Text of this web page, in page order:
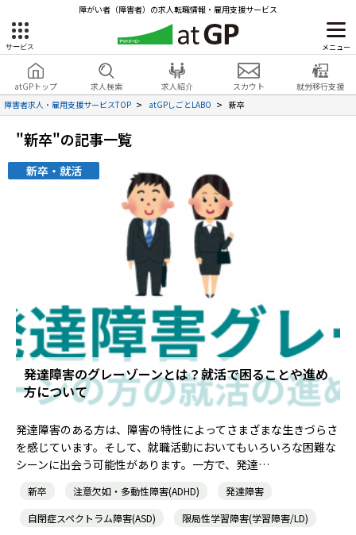
障がい者（障害者）の求人転職情報・雇用支援サービス
サービス メニュー
atGPトップ 求人検索 求人紹介 スカウト
就労移行支援
障害者求人・雇用支援サービスTOP
atGPしごとLABO 新卒
"新卒"の記事一覧
新卒・就活
発達障害のグレーゾーンとは？就活で困ることや進め
方について
発達障害のある方は、障害の特性によってさまざまな生きづらさ
を感じています。そして、就職活動においてもいろいろな困難な
シーンに出会う可能性があります。一方で、発達…
新卒 注意欠如・多動性障害(ADHD)
発達障害
自閉症スペクトラム障害(ASD)
限局性学習障害(学習障害/LD)
障害者雇用のアットジーピー
サービスラインナップ
就転職支援サービス
障害者専門の就転職支援サービス
障害者アスリート専門の就転職支援サービス
ハイスキルな障害者の転職支援サービス
障害のある新卒学生専門の就職エージェントサービス
障害者専門の求人検索・スカウトサービス
会員登録 無料
就労移行支援
見学・お問い合わせ 無料
atGPトップ
求人を紹介してもらう
スカウトを受ける
就労支援サービス
就職・転職ノウハウ
お問い合わせ・よくある質問
お問い合わせ
よくある質問